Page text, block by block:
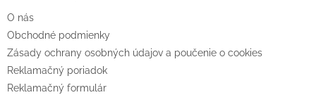
e
O nás
Obchodné podmienky
Zásady ochrany osobných údajov a poučenie o cookies
Reklamačný poriadok
Reklamačný formulár